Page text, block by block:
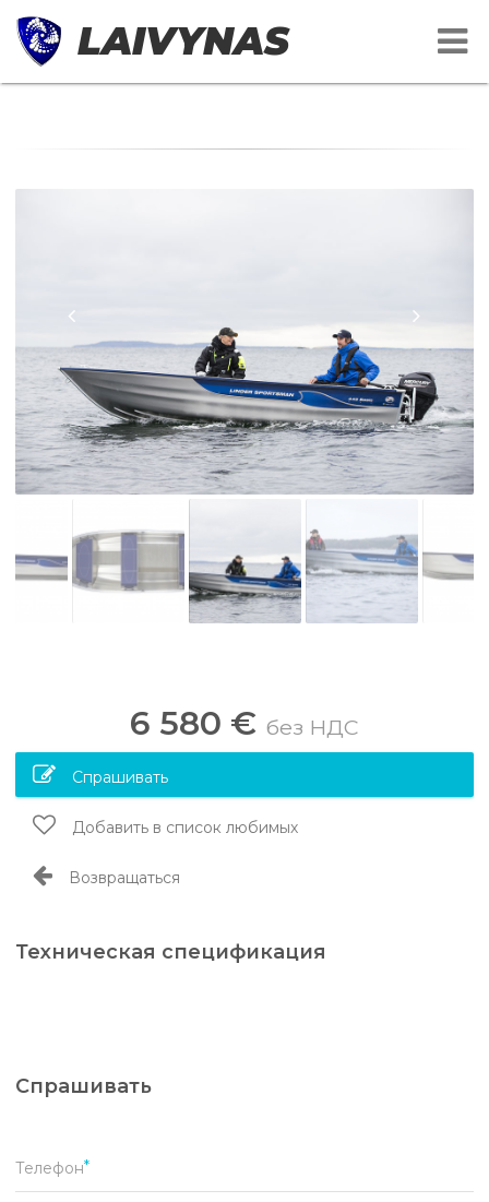
LAIVYNAS
6 580 € без НДС
Спрашивать
Добавить в список любимых
Возвращаться
Техническая спецификация
Спрашивать
Телефон